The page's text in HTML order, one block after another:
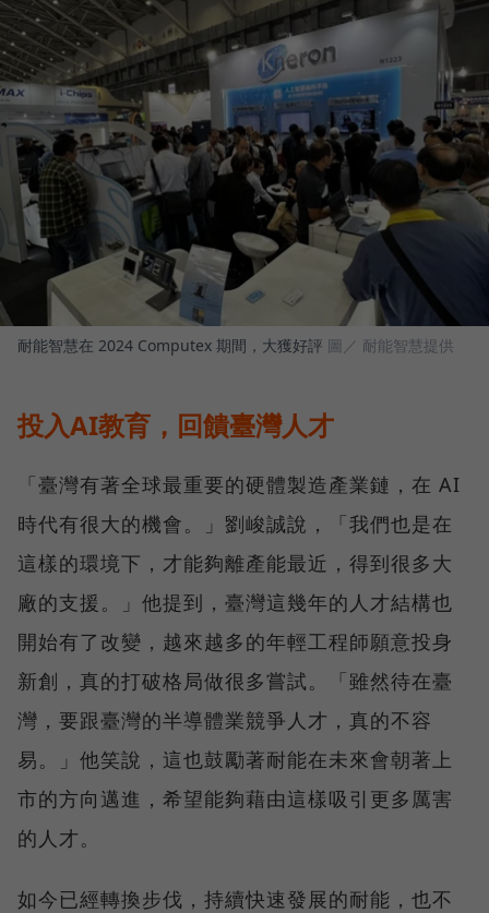
耐能智慧在 2024 Computex 期間，大獲好評 圖／ 耐能智慧提供
投入AI教育，回饋臺灣人才
「臺灣有著全球最重要的硬體製造產業鏈，在 AI
時代有很大的機會。」劉峻誠說，「我們也是在
這樣的環境下，才能夠離產能最近，得到很多大
廠的支援。」他提到，臺灣這幾年的人才結構也
開始有了改變，越來越多的年輕工程師願意投身
新創，真的打破格局做很多嘗試。「雖然待在臺
灣，要跟臺灣的半導體業競爭人才，真的不容
易。」他笑說，這也鼓勵著耐能在未來會朝著上
市的方向邁進，希望能夠藉由這樣吸引更多厲害
的人才。
如今已經轉換步伐，持續快速發展的耐能，也不